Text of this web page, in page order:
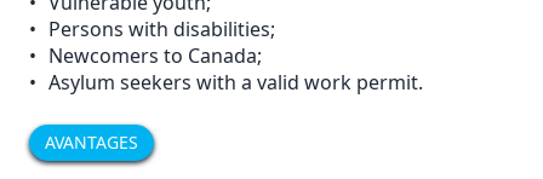
• Persons with disabilities;
• Newcomers to Canada;
• Asylum seekers with a valid work permit.
AVANTAGES